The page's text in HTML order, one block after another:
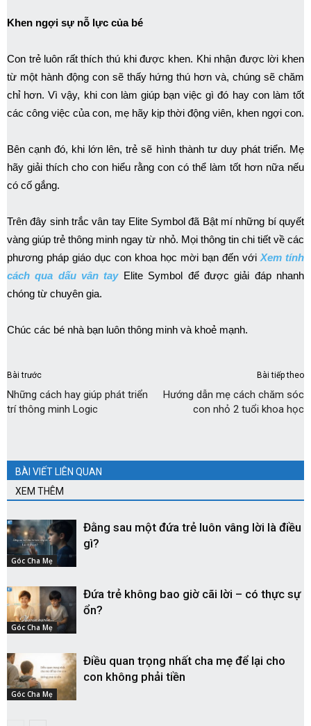
Khen ngợi sự nỗ lực của bé
Con trẻ luôn rất thích thú khi được khen. Khi nhận được lời khen
từ một hành động con sẽ thấy hứng thú hơn và, chúng sẽ chăm
chỉ hơn. Vì vậy, khi con làm giúp bạn việc gì đó hay con làm tốt
các công việc của con, mẹ hãy kịp thời động viên, khen ngợi con.
Bên cạnh đó, khi lớn lên, trẻ sẽ hình thành tư duy phát triển. Mẹ
hãy giải thích cho con hiểu rằng con có thể làm tốt hơn nữa nếu
có cố gắng.
Trên đây sinh trắc vân tay Elite Symbol đã Bật mí những bí quyết
vàng giúp trẻ thông minh ngay từ nhỏ. Mọi thông tin chi tiết về các
phương pháp giáo dục con khoa học mời bạn đến với Xem tính
cách qua dấu vân tayElite Symbol để được giải đáp nhanh
chóng từ chuyên gia.
Chúc các bé nhà bạn luôn thông minh và khoẻ mạnh.
Bài trước
Những cách hay giúp phát triển
trí thông minh Logic
Bài tiếp theo
Hướng dẫn mẹ cách chăm sóc
con nhỏ 2 tuổi khoa học
BÀI VIẾT LIÊN QUAN
XEM THÊM
Góc Cha Mẹ
Đằng sau một đứa trẻ luôn vâng lời là điều
gì?
Góc Cha Mẹ
Đứa trẻ không bao giờ cãi lời – có thực sự
ổn?
Góc Cha Mẹ
Điều quan trọng nhất cha mẹ để lại cho
con không phải tiền